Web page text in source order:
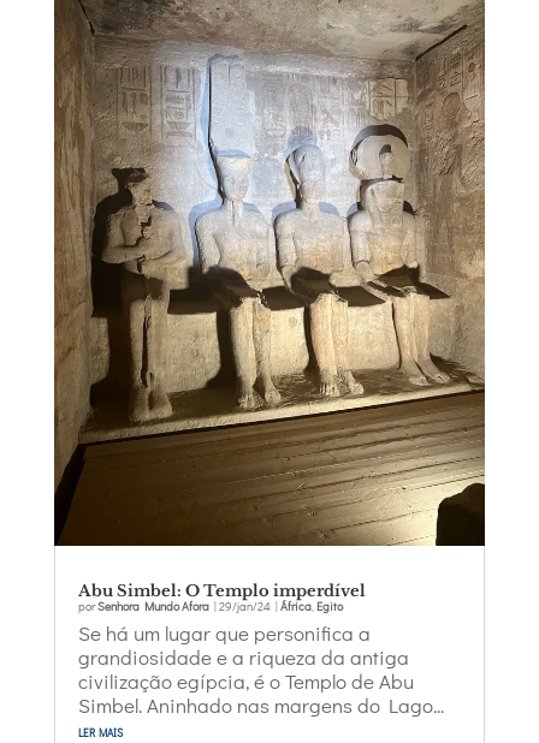
Abu Simbel: O Templo imperdível
porSenhora Mundo Afora| 29/jan/24| África, Egito
Se há um lugar que personifica a
grandiosidade e a riqueza da antiga
civilização egípcia, é o Templo de Abu
Simbel. Aninhado nas margens do Lago...
ler mais